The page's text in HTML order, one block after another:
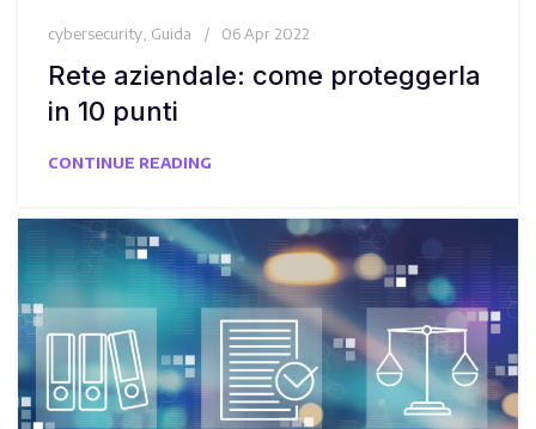
cybersecurity Guida 06 Apr 2022
Rete aziendale: come proteggerla
in 10 punti
CONTINUE READING